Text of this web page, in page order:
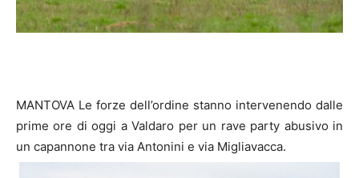
MANTOVA Le forze dell’ordine stanno intervenendo dalle
prime ore di oggi a Valdaro per un rave party abusivo in
un capannone tra via Antonini e via Migliavacca.